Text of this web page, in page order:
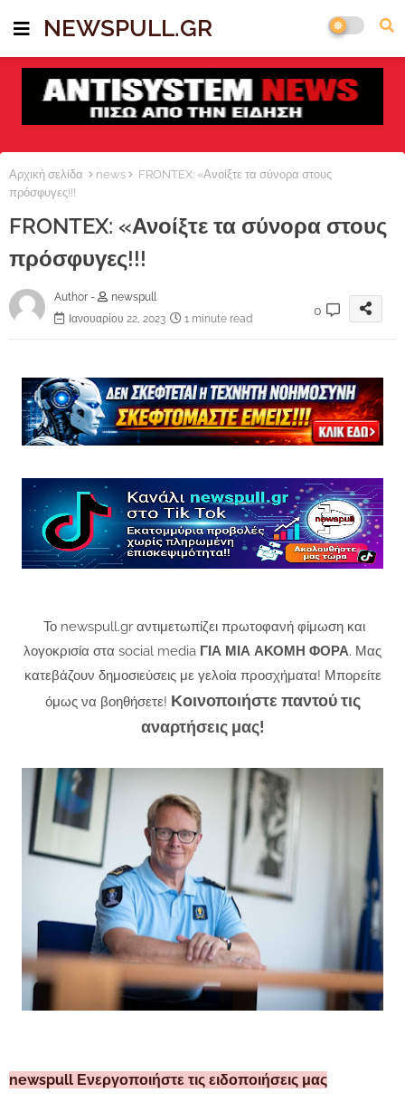
NEWSPULL.GR
Αρχική σελίδα news
FRONTEX: «Ανοίξτε τα σύνορα στους
πρόσφυγες!!!
FRONTEX: «Ανοίξτε τα σύνορα στους
πρόσφυγες!!!
Author -
newspull
Ιανουαρίου 22, 2023
1 minute read
0
Το newspull.gr αντιμετωπίζει πρωτοφανή φίμωση και
λογοκρισία στα social media ΓΙΑ ΜΙΑ ΑΚΟΜΗ ΦΟΡΑ. Μας
κατεβάζουν δημοσιεύσεις με γελοία προσχήματα! Μπορείτε
όμως να βοηθήσετε! Κοινοποιήστε παντού τις
αναρτήσεις μας!
newspull Ενεργοποιήστε τις ειδοποιήσεις μας